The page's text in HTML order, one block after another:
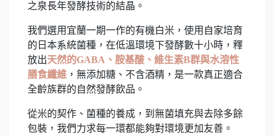
之泉長年發酵技術的結晶。
我們選用宜蘭一期一作的有機白米，使用自家培育
的日本系統菌種，在低溫環境下發酵數十小時，釋
放出天然的GABA、胺基酸、維生素B群與水溶性
膳食纖維 ，無添加糖、不含酒精，是一款真正適合
全齡族群的自然發酵飲品。
從米的契作、菌種的養成，到無菌填充與去除多餘
包裝，我們力求每一環都能夠對環境更加友善。